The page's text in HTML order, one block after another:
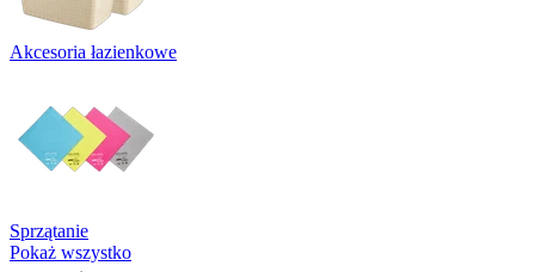
Akcesoria łazienkowe
Sprzątanie
Pokaż wszystko